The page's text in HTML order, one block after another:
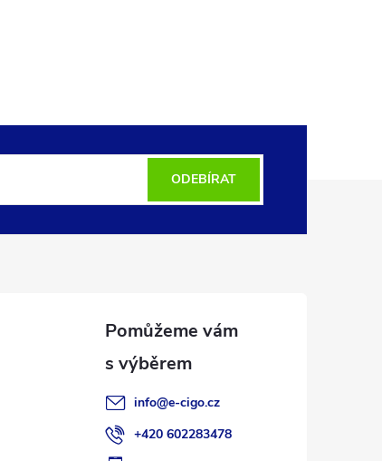
ODEBÍRAT
info@e-cigo.cz
+420 602283478